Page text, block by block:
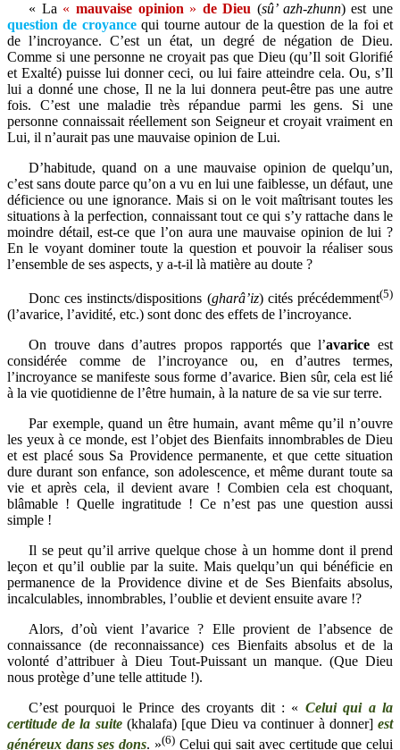
« La « mauvaise opinion » de Dieu (sû’ azh-zhunn) est une
question de croyancequi tourne autour de la question de la foi et
de l’incroyance. C’est un état, un degré de négation de Dieu.
Comme si une personne ne croyait pas que Dieu (qu’Il soit Glorifié
et Exalté) puisse lui donner ceci, ou lui faire atteindre cela. Ou, s’Il
lui a donné une chose, Il ne la lui donnera peut-être pas une autre
fois. C’est une maladie très répandue parmi les gens. Si une
personne connaissait réellement son Seigneur et croyait vraiment en
Lui, il n’aurait pas une mauvaise opinion de Lui.
D’habitude, quand on a une mauvaise opinion de quelqu’un,
c’est sans doute parce qu’on a vu en lui une faiblesse, un défaut, une
déficience ou une ignorance. Mais si on le voit maîtrisant toutes les
situations à la perfection, connaissant tout ce qui s’y rattache dans le
moindre détail, est-ce que l’on aura une mauvaise opinion de lui ?
En le voyant dominer toute la question et pouvoir la réaliser sous
l’ensemble de ses aspects, y a-t-il là matière au doute ?
Donc ces instincts/dispositions (gharâ’iz) cités précédemment(5)
(l’avarice, l’avidité, etc.) sont donc des effets de l’incroyance.
On trouve dans d’autres propos rapportés que l’avarice est
considérée comme de l’incroyance ou, en d’autres termes,
l’incroyance se manifeste sous forme d’avarice. Bien sûr, cela est lié
à la vie quotidienne de l’être humain, à la nature de sa vie sur terre.
Par exemple, quand un être humain, avant même qu’il n’ouvre
les yeux à ce monde, est l’objet des Bienfaits innombrables de Dieu
et est placé sous Sa Providence permanente, et que cette situation
dure durant son enfance, son adolescence, et même durant toute sa
vie et après cela, il devient avare ! Combien cela est choquant,
blâmable ! Quelle ingratitude ! Ce n’est pas une question aussi
simple !
Il se peut qu’il arrive quelque chose à un homme dont il prend
leçon et qu’il oublie par la suite. Mais quelqu’un qui bénéficie en
permanence de la Providence divine et de Ses Bienfaits absolus,
incalculables, innombrables, l’oublie et devient ensuite avare !?
Alors, d’où vient l’avarice ? Elle provient de l’absence de
connaissance (de reconnaissance) ces Bienfaits absolus et de la
volonté d’attribuer à Dieu Tout-Puissant un manque. (Que Dieu
nous protège d’une telle attitude !).
C’est pourquoi le Prince des croyants dit : « Celui qui a la
certitude de la suite(khalafa) [que Dieu va continuer à donner]est
généreux dans ses dons. »(6)Celui qui sait avec certitude que celui